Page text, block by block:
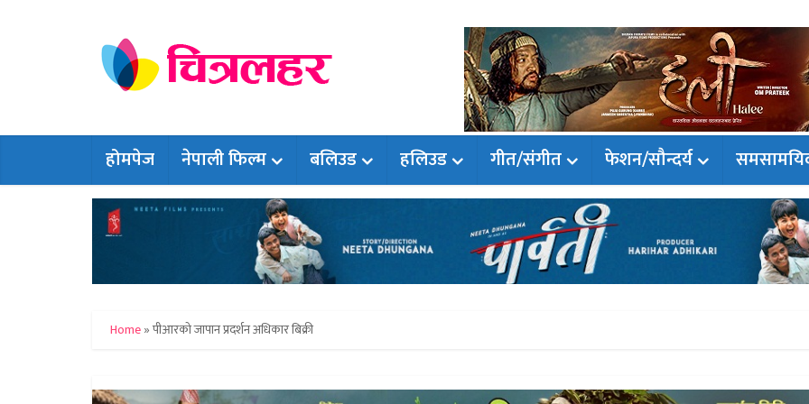
होमपेज नेपाली फिल्म बलिउड हलिउड गीत/संगीत फेशन/सौन्दर्य
Home»पीआरको जापान प्रदर्शन अधिकार बिक्री